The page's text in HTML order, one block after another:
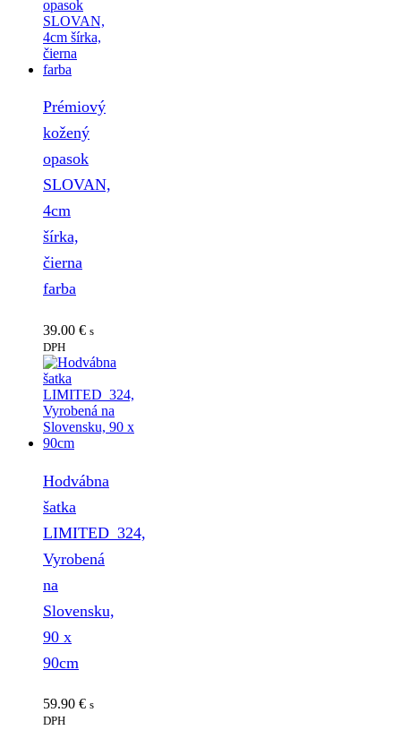
Prémiový
kožený
opasok
SLOVAN,
4cm
šírka,
čierna
farba
39.00 € s
DPH
Hodvábna
šatka
LIMITED_324,
Vyrobená
na
Slovensku,
90 x
90cm
59.90 € s
DPH